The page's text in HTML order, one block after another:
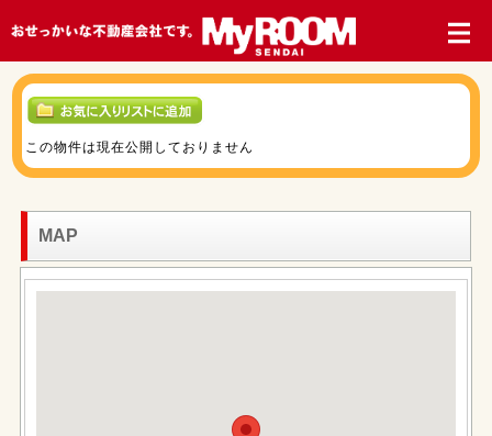
この物件は現在公開しておりません
MAP